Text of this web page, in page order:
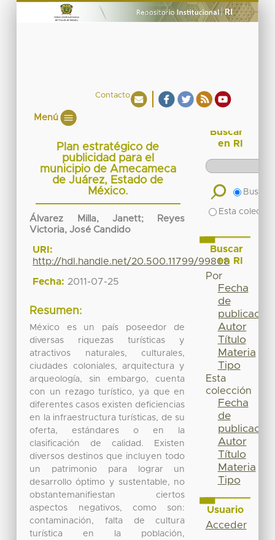
Contacto
Menú
Plan estratégico de
publicidad para el
municipio de Amecameca
de Juárez, Estado de
México.
Álvarez Milla, Janett;
Reyes
Victoria, José Candido
URI:
http://hdl.handle.net/20.500.11799/99808
Fecha: 2011-07-25
Resumen:
México es un país poseedor de
diversas riquezas turísticas y
atractivos naturales, culturales,
ciudades coloniales, arquitectura y
arqueología, sin embargo, cuenta
con un rezago turístico, ya que en
diferentes casos existen deficiencias
en la infraestructura turísticas, de su
oferta, estándares o en la
clasificación de calidad. Existen
diversos destinos que incluyen todo
un patrimonio para lograr un
desarrollo óptimo y sustentable, no
obstantemanifiestan ciertos
aspectos negativos, como son:
contaminación, falta de cultura
turística en la población,
Buscar
en RI
Buscar
Esta
Buscar
en RI
Por
Fecha
de
publicación
Autor
Título
Materia
Tipo
Esta
colección
Fecha
de
publicación
Autor
Título
Materia
Tipo
Usuario
Acceder